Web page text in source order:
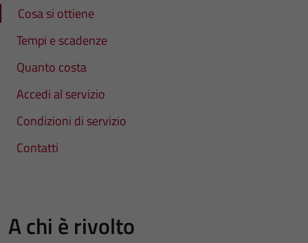
Cosa si ottiene
Tempi e scadenze
Quanto costa
Accedi al servizio
Condizioni di servizio
Contatti
A chi è rivolto